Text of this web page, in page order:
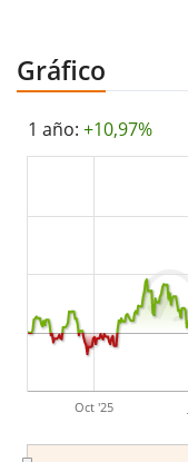
gestionados
Gráfico
1 año: +10,97%
Oct '25